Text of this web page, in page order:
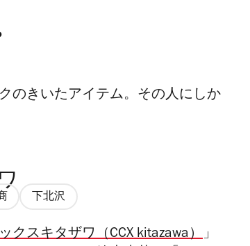
のきいたアイテム。その人にしか
下北沢
クスキタザワ（CCX kitazawa）」